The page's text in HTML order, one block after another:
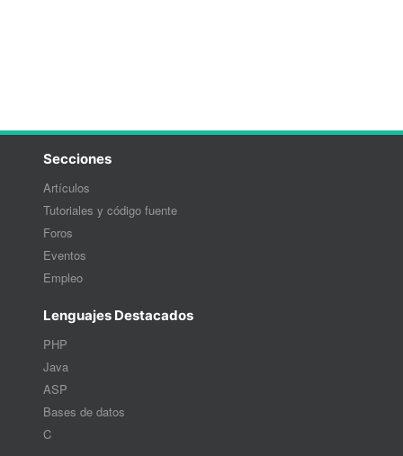
Secciones
Artículos
Tutoriales y código fuente
Foros
Eventos
Empleo
Lenguajes Destacados
PHP
Java
ASP
Bases de datos
C